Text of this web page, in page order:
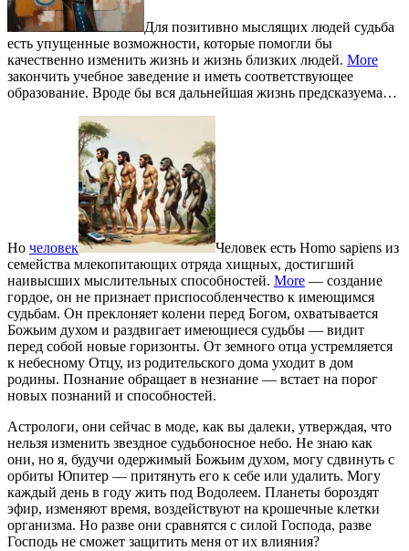
Для позитивно мыслящих людей судьба
есть упущенные возможности, которые помогли бы
качественно изменить жизнь и жизнь близких людей. More
закончить учебное заведение и иметь соответствующее
образование. Вроде бы вся дальнейшая жизнь предсказуема…
Но человек
Человек есть Homo sapiens из
семейства млекопитающих отряда хищных, достигший
наивысших мыслительных способностей. More — создание
гордое, он не признает приспособленчество к имеющимся
судьбам. Он преклоняет колени перед Богом, охватывается
Божьим духом и раздвигает имеющиеся судьбы — видит
перед собой новые горизонты. От земного отца устремляется
к небесному Отцу, из родительского дома уходит в дом
родины. Познание обращает в незнание — встает на порог
новых познаний и способностей.
Астрологи, они сейчас в моде, как вы далеки, утверждая, что
нельзя изменить звездное судьбоносное небо. Не знаю как
они, но я, будучи одержимый Божьим духом, могу сдвинуть с
орбиты Юпитер — притянуть его к себе или удалить. Могу
каждый день в году жить под Водолеем. Планеты бороздят
эфир, изменяют время, воздействуют на крошечные клетки
организма. Но разве они сравнятся с силой Господа, разве
Господь не сможет защитить меня от их влияния?